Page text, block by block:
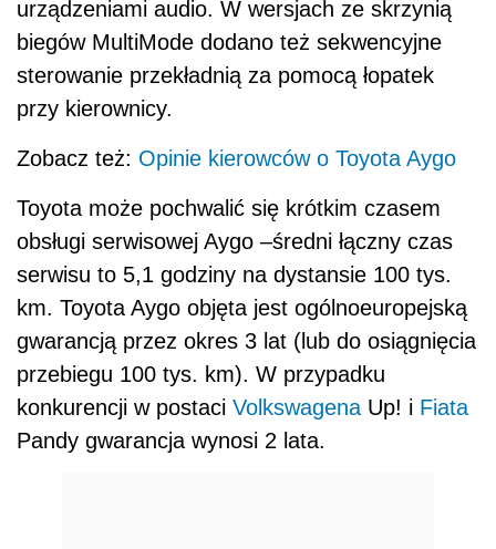
urządzeniami audio. W wersjach ze skrzynią
biegów MultiMode dodano też sekwencyjne
sterowanie przekładnią za pomocą łopatek
przy kierownicy.
Zobacz też: Opinie kierowców o Toyota Aygo
Toyota może pochwalić się krótkim czasem
obsługi serwisowej Aygo –średni łączny czas
serwisu to 5,1 godziny na dystansie 100 tys.
km. Toyota Aygo objęta jest ogólnoeuropejską
gwarancją przez okres 3 lat (lub do osiągnięcia
przebiegu 100 tys. km). W przypadku
konkurencji w postaci Volkswagena Up! i Fiata
Pandy gwarancja wynosi 2 lata.